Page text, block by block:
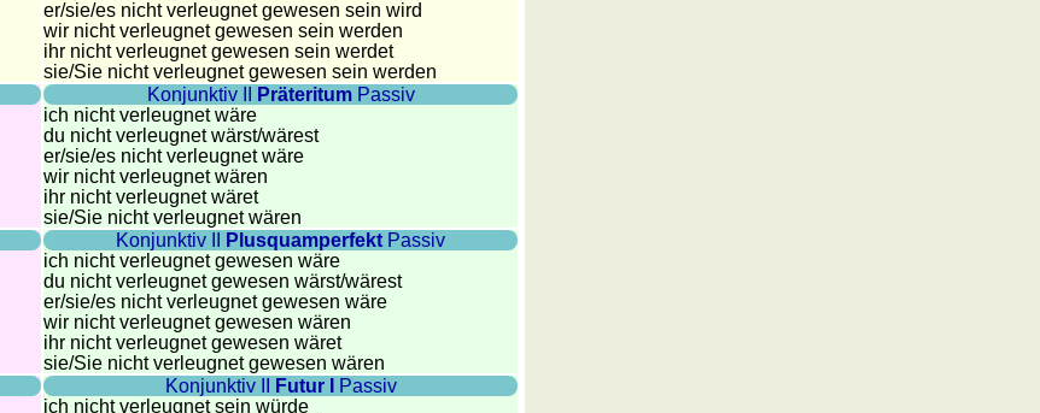
er/sie/es nicht verleugnet gewesen sein wird
wir nicht verleugnet gewesen sein werden
ihr nicht verleugnet gewesen sein werdet
sie/Sie nicht verleugnet gewesen sein werden
Konjunktiv II PräteritumPassiv
ich nicht verleugnet wäre
du nicht verleugnet wärst/wärest
er/sie/es nicht verleugnet wäre
wir nicht verleugnet wären
ihr nicht verleugnet wäret
sie/Sie nicht verleugnet wären
Konjunktiv II Plusquamperfekt Passiv
ich nicht verleugnet gewesen wäre
du nicht verleugnet gewesen wärst/wärest
er/sie/es nicht verleugnet gewesen wäre
wir nicht verleugnet gewesen wären
ihr nicht verleugnet gewesen wäret
sie/Sie nicht verleugnet gewesen wären
Konjunktiv II Futur I
Passiv
ich nicht verleugnet sein würde